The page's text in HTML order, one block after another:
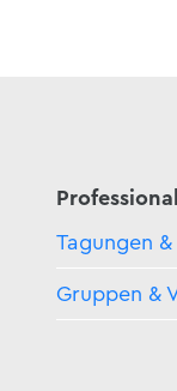
Tagungen
Gruppen &